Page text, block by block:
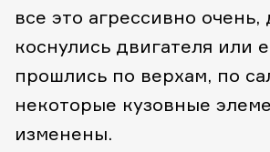
все это агрессивно
коснулись двигателя или
прошлись по верхам, по
некоторые кузовные
изменены.